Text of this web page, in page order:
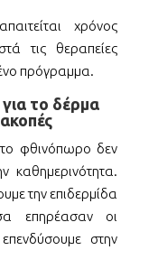
χρόνος
τις θεραπείες
πρόγραμμα.
το δέρμα
φθινόπωρο δεν
καθημερινότητα.
την επιδερμίδα
επηρέασαν οι
στην